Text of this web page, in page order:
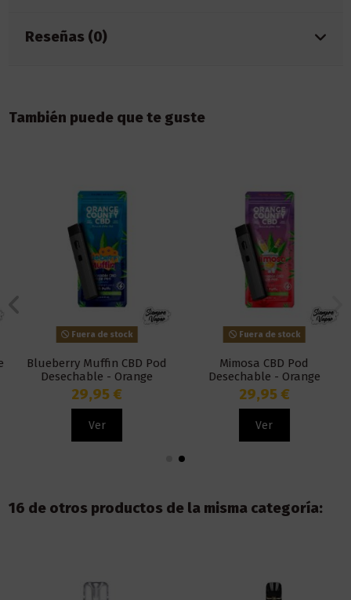
Reseñas (0)
También puede que te guste
Fuera de stock
Blueberry Muffin CBD Pod
Desechable - Orange
County
29,95 €
Ver
Fuera de stock
Mimosa CBD Pod
Desechable - Orange
County
29,95 €
Ver
16 de otros productos de la misma categoría: